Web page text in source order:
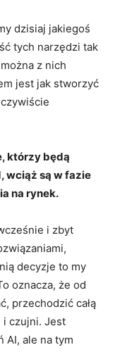
dzisiaj jakiegoś
tych narzędzi tak
z nich
jest jak stworzyć
którzy będą
wciąż są w fazie
na rynek.
i zbyt
decyzje to my
oznacza, że od
przechodzić całą
i czujni. Jest
AI, ale na tym